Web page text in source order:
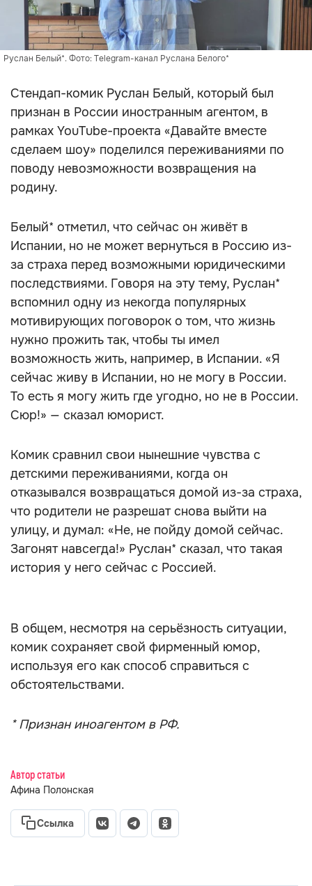
Руслан Белый*. Фото: Telegram-канал Руслана Белого*
Стендап-комик Руслан Белый, который был
признан в России иностранным агентом, в
рамках YouTube-проекта «Давайте вместе
сделаем шоу» поделился переживаниями по
поводу невозможности возвращения на
родину.
Белый* отметил, что сейчас он живёт в
Испании, но не может вернуться в Россию из-
за страха перед возможными юридическими
последствиями. Говоря на эту тему, Руслан*
вспомнил одну из некогда популярных
мотивирующих поговорок о том, что жизнь
нужно прожить так, чтобы ты имел
возможность жить, например, в Испании. «Я
сейчас живу в Испании, но не могу в России.
То есть я могу жить где угодно, но не в России.
Сюр!» — сказал юморист.
Комик сравнил свои нынешние чувства с
детскими переживаниями, когда он
отказывался возвращаться домой из-за страха,
что родители не разрешат снова выйти на
улицу, и думал: «Не, не пойду домой сейчас.
Загонят навсегда!» Руслан* сказал, что такая
история у него сейчас с Россией.
В общем, несмотря на серьёзность ситуации,
комик сохраняет свой фирменный юмор,
используя его как способ справиться с
обстоятельствами.
* Признан иноагентом в РФ.
Автор статьи
Афина Полонская
Ссылка